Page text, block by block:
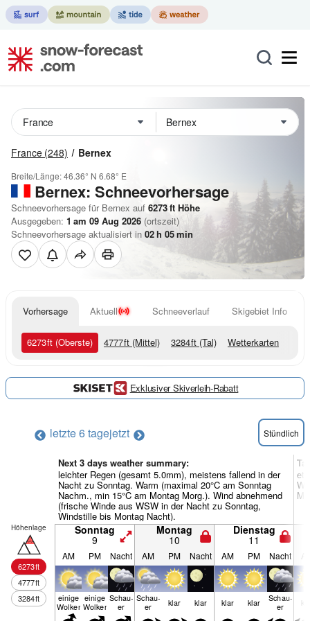
France (248) Bernex
Breite/Länge:46.36° N 6.68° E
Bernex: Schneevorhersage
Schneevorhersage für Bernex auf 6273ft Höhe
Ausgegeben: 1 am 09 Aug 2026 (ortszeit)
Schneevorhersage aktualisiert in 02h 05min
Vorhersage Aktuell Schneeverlauf Skigebiet Info
6273ft (Oberste) 4777ft (Mittel) 3284ft (Tal) Wetterkarten
Exklusiver Skiverleih-Rabatt
letzte 6 tagejetzt Stündlich
Next 3 days weather summary:
leichter Regen (gesamt 5.0mm), meistens fallend in der
Nacht zu Sonntag. Warm (maximal 20°C am Sonntag
Nachm., min 15°C am Montag Morg.). Wind abnehmend
(frische Winde aus WSW in der Nacht zu Sonntag,
Windstille bis Montag Nacht).
Höhenlage
6273ft
4777ft
3284ft
Sonntag
9
Montag
10
Dienstag
11
AM PM Nacht AM PM Nacht AM PM Nacht
einige
Wolken
einige
Wolken
Schau­
er
Schau­
er klar klar klar klar Schau­
er